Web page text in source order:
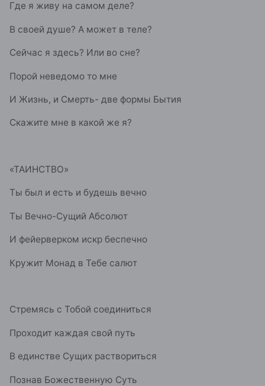
Где я живу на самом деле?
В своей душе? А может в теле?
Сейчас я здесь? Или во сне?
Порой неведомо то мне
И Жизнь, и Смерть- две формы Бытия
Скажите мне в какой же я?
«ТАИНСТВО»
Ты был и есть и будешь вечно
Ты Вечно-Сущий Абсолют
И фейерверком искр беспечно
Кружит Монад в Тебе салют
Стремясь с Тобой соединиться
Проходит каждая свой путь
В единстве Сущих раствориться
Познав Божественную Суть